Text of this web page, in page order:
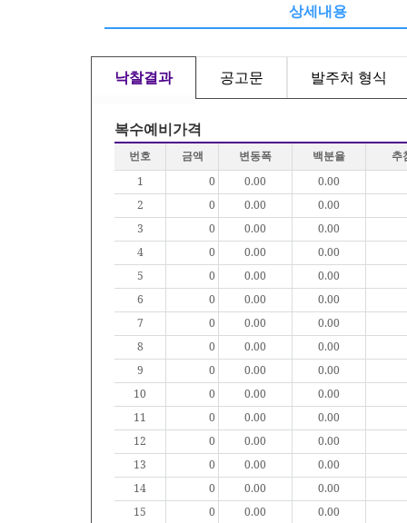
상세내용
낙찰결과 공고문 발주처 형식
복수예비가격
번호 금액 변동폭 백분율
추
1
0 0.00
0.00
2
0 0.00
0.00
3
0 0.00
0.00
4
0 0.00
0.00
5
0 0.00
0.00
6
0 0.00
0.00
7
0 0.00
0.00
8
0 0.00
0.00
9
0 0.00
0.00
10
0 0.00
0.00
11
0 0.00
0.00
12
0 0.00
0.00
13
0 0.00
0.00
14
0 0.00
0.00
15
0 0.00 0.00